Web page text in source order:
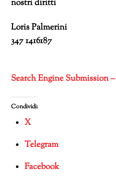
nostri diritti
Loris Palmerini
347 1416187
Search Engine Submission
Condividi:
X
Telegram
Facebook